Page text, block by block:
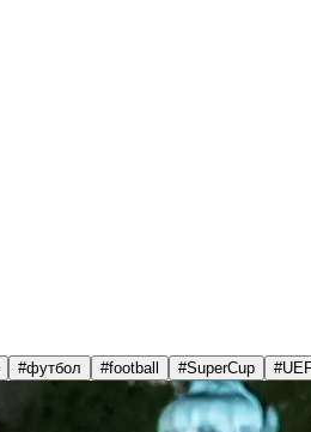
#футбол #football #SuperCup #